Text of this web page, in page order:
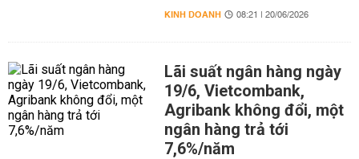
KINH DOANH 08:21 | 20/06/2026
Lãi suất ngân hàng ngày
19/6, Vietcombank,
Agribank không đổi, một
ngân hàng trả tới
7,6%/năm